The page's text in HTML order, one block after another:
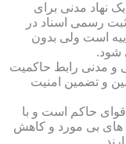
نهاد مدنی برای
رسمی اسناد در
است ولی بدون
شود.
و مدنی رابط حاکمیت
و تضمین امنیت
قوای حاکم است و با
های بی مورد و کاهش